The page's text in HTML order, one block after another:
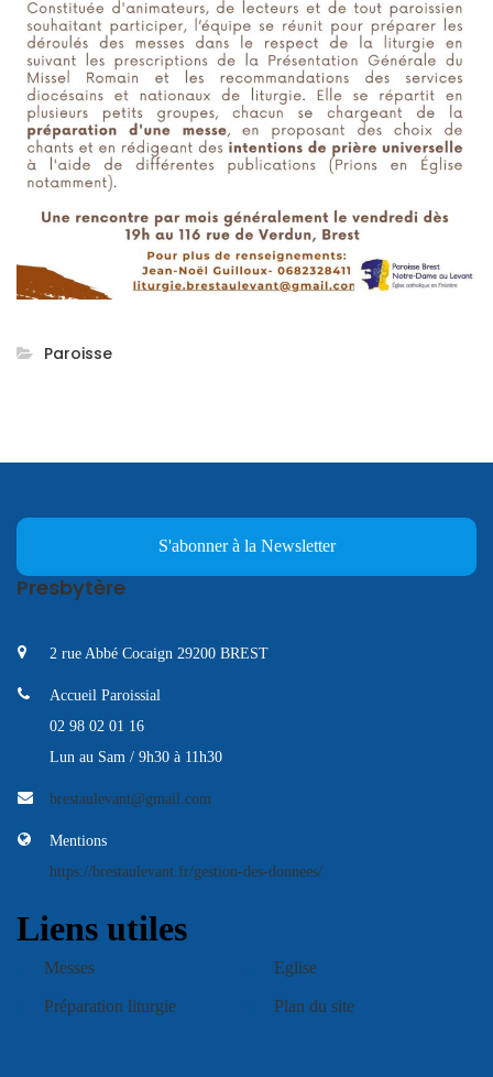
Paroisse
S'abonner à la Newsletter
Presbytère
2 rue Abbé Cocaign 29200 BREST
Accueil Paroissial
02 98 02 01 16
Lun au Sam / 9h30 à 11h30
brestaulevant@gmail.com
Mentions
https://brestaulevant.fr/gestion-des-donnees/
Liens utiles
Messes Eglise
Préparation liturgie Plan du site